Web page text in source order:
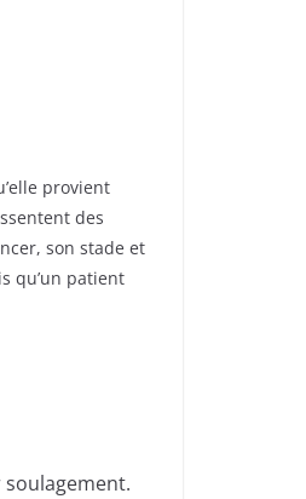
provient
des
son stade et
qu’un patient